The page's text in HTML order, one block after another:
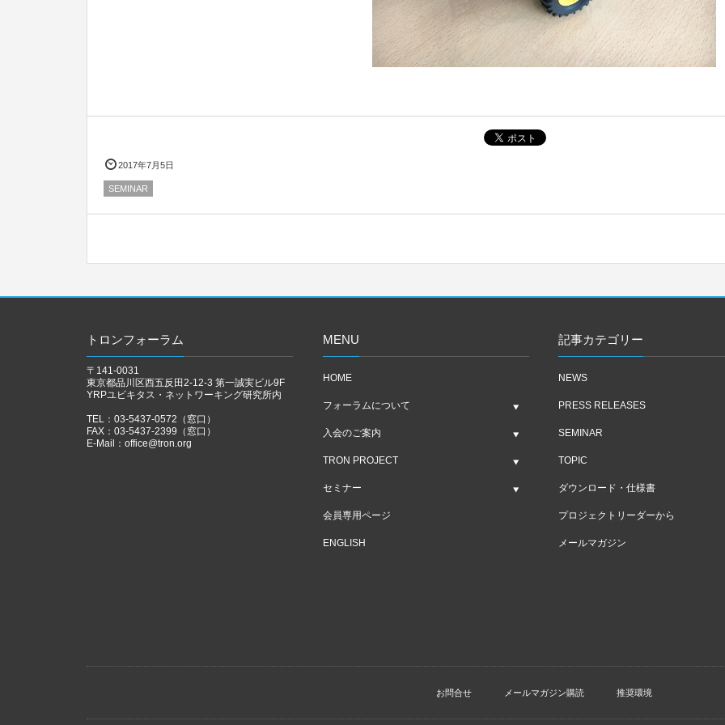
2017年7月5日
SEMINAR
トロンフォーラム
〒141-0031
東京都品川区西五反田2-12-3 第一誠実ビル9F
YRPユビキタス・ネットワーキング研究所内
TEL：03-5437-0572（窓口）
FAX：03-5437-2399（窓口）
E-Mail： office@tron.org
MENU
HOME
フォーラムについて
入会のご案内
TRON PROJECT
セミナー
会員専用ページ
ENGLISH
記事カテゴリー
NEWS
PRESS RELEASES
SEMINAR
TOPIC
ダウンロード・仕様書
プロジェクトリーダーから
メールマガジン
お問合せ メールマガジン購読 推奨環境